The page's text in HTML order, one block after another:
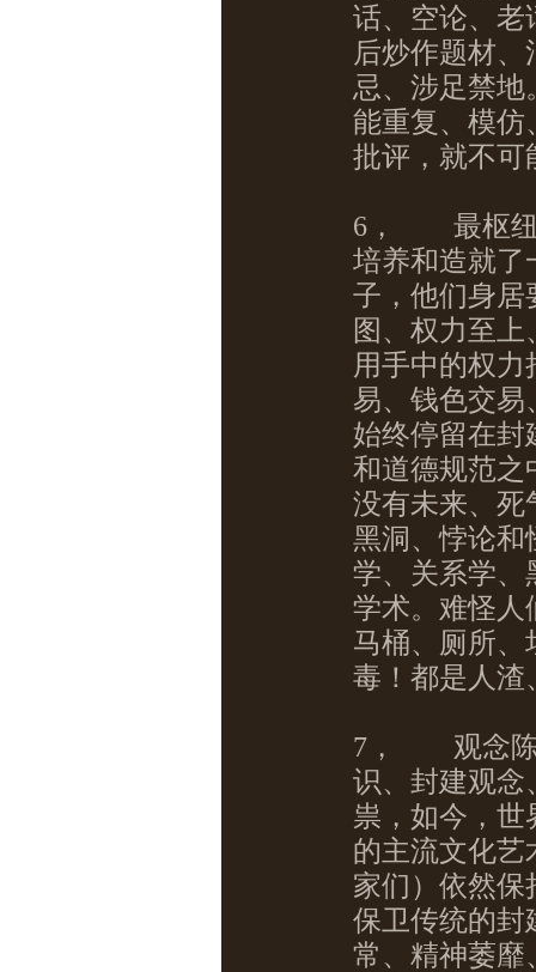
话、空论、
后炒作题材
忌、涉足禁地
能重复、模仿
批评，就不可
6，
最枢
培养和造就了
子，他们身居
图、权力至
用手中的权
易、钱色交易
始终停留在封
和道德规范之
没有未来、死
黑洞、悖论和
学、关系学、
学术。难怪人
马桶、厕所、
毒！都是人渣
7，
观念
识、封建观念
祟，如今，世
的主流文化艺
家们）依然保
保卫传统的封
常、精神萎靡